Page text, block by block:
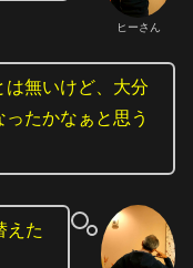
ヒーさん
は無いけど、大分
たかなぁと思う
えた